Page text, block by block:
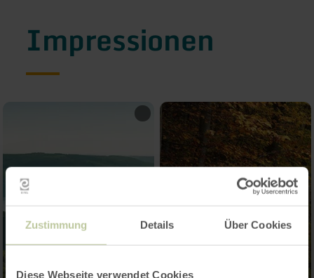
Zustimmung Details Über Cookies
Diese Webseite verwendet Cookies
Impressionen